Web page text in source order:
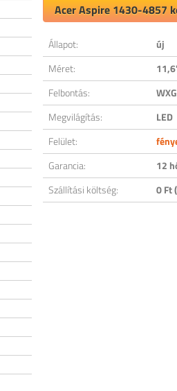
Acer Aspire 1430-4857
Állapot:
új
Méret:
Felbontás:
Megvilágítás:
LED
Felület:
Garancia:
12
Szállítási költség:
0 Ft